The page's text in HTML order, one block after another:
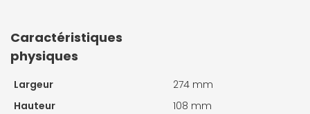
Caractéristiques
physiques
Largeur
274 mm
Hauteur
108 mm